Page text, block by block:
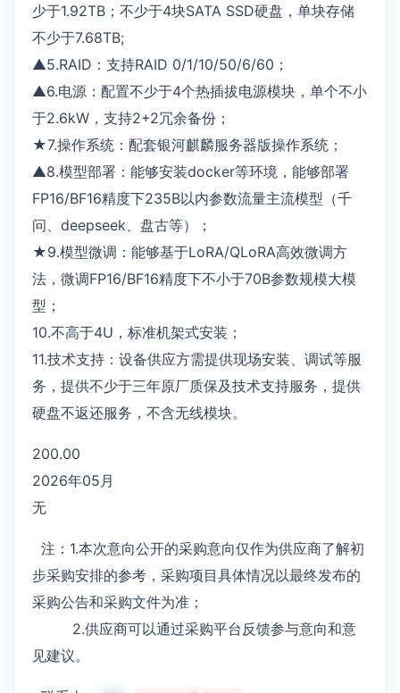
少于1.92TB；不少于4块SATA SSD硬盘，单块存储
不少于7.68TB;
▲5.RAID：支持RAID 0/1/10/50/6/60；
▲6.电源：配置不少于4个热插拔电源模块，单个不小
于2.6kW，支持2+2冗余备份；
★7.操作系统：配套银河麒麟服务器版操作系统；
▲8.模型部署：能够安装docker等环境，能够部署
FP16/BF16精度下235B以内参数流量主流模型（千
问、deepseek、盘古等）；
★9.模型微调：能够基于LoRA/QLoRA高效微调方
法，微调FP16/BF16精度下不小于70B参数规模大模
型；
10.不高于4U，标准机架式安装；
11.技术支持：设备供应方需提供现场安装、调试等服
务，提供不少于三年原厂质保及技术支持服务，提供
硬盘不返还服务，不含无线模块。
200.00
2026年05月
无
注：1.本次意向公开的采购意向仅作为供应商了解初
步采购安排的参考，采购项目具体情况以最终发布的
采购公告和采购文件为准；
2.供应商可以通过采购平台反馈参与意向和意
见建议。